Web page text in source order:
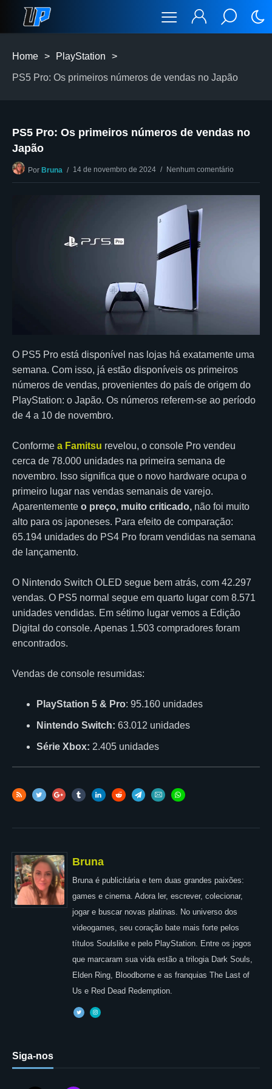
Home > PlayStation >
PS5 Pro: Os primeiros números de vendas no Japão
PS5 Pro: Os primeiros números de vendas no
Japão
Por Bruna 14 de novembro de 2024 Nenhum comentário
O PS5 Pro está disponível nas lojas há exatamente uma
semana. Com isso, já estão disponíveis os primeiros
números de vendas, provenientes do país de origem do
PlayStation: o Japão. Os números referem-se ao período
de 4 a 10 de novembro.
Conforme a Famitsu revelou, o console Pro vendeu
cerca de 78.000 unidades na primeira semana de
novembro. Isso significa que o novo hardware ocupa o
primeiro lugar nas vendas semanais de varejo.
Aparentemente o preço, muito criticado, não foi muito
alto para os japoneses. Para efeito de comparação:
65.194 unidades do PS4 Pro foram vendidas na semana
de lançamento.
O Nintendo Switch OLED segue bem atrás, com 42.297
vendas. O PS5 normal segue em quarto lugar com 8.571
unidades vendidas. Em sétimo lugar vemos a Edição
Digital do console. Apenas 1.503 compradores foram
encontrados.
Vendas de console resumidas:
PlayStation 5 & Pro: 95.160 unidades
Nintendo Switch: 63.012 unidades
Série Xbox: 2.405 unidades
Bruna
Bruna é publicitária e tem duas grandes paixões:
games e cinema. Adora ler, escrever, colecionar,
jogar e buscar novas platinas. No universo dos
videogames, seu coração bate mais forte pelos
títulos Soulslike e pelo PlayStation. Entre os jogos
que marcaram sua vida estão a trilogia Dark Souls,
Elden Ring, Bloodborne e as franquias The Last of
Us e Red Dead Redemption.
Siga-nos